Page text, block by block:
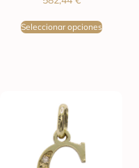
Seleccionar opciones